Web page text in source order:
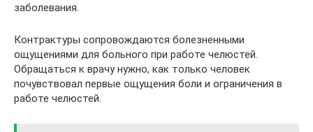
заболевания.
Контрактуры сопровождаются болезненными
ощущениями для больного при работе челюстей.
Обращаться к врачу нужно, как только человек
почувствовал первые ощущения боли и ограничения в
работе челюстей.